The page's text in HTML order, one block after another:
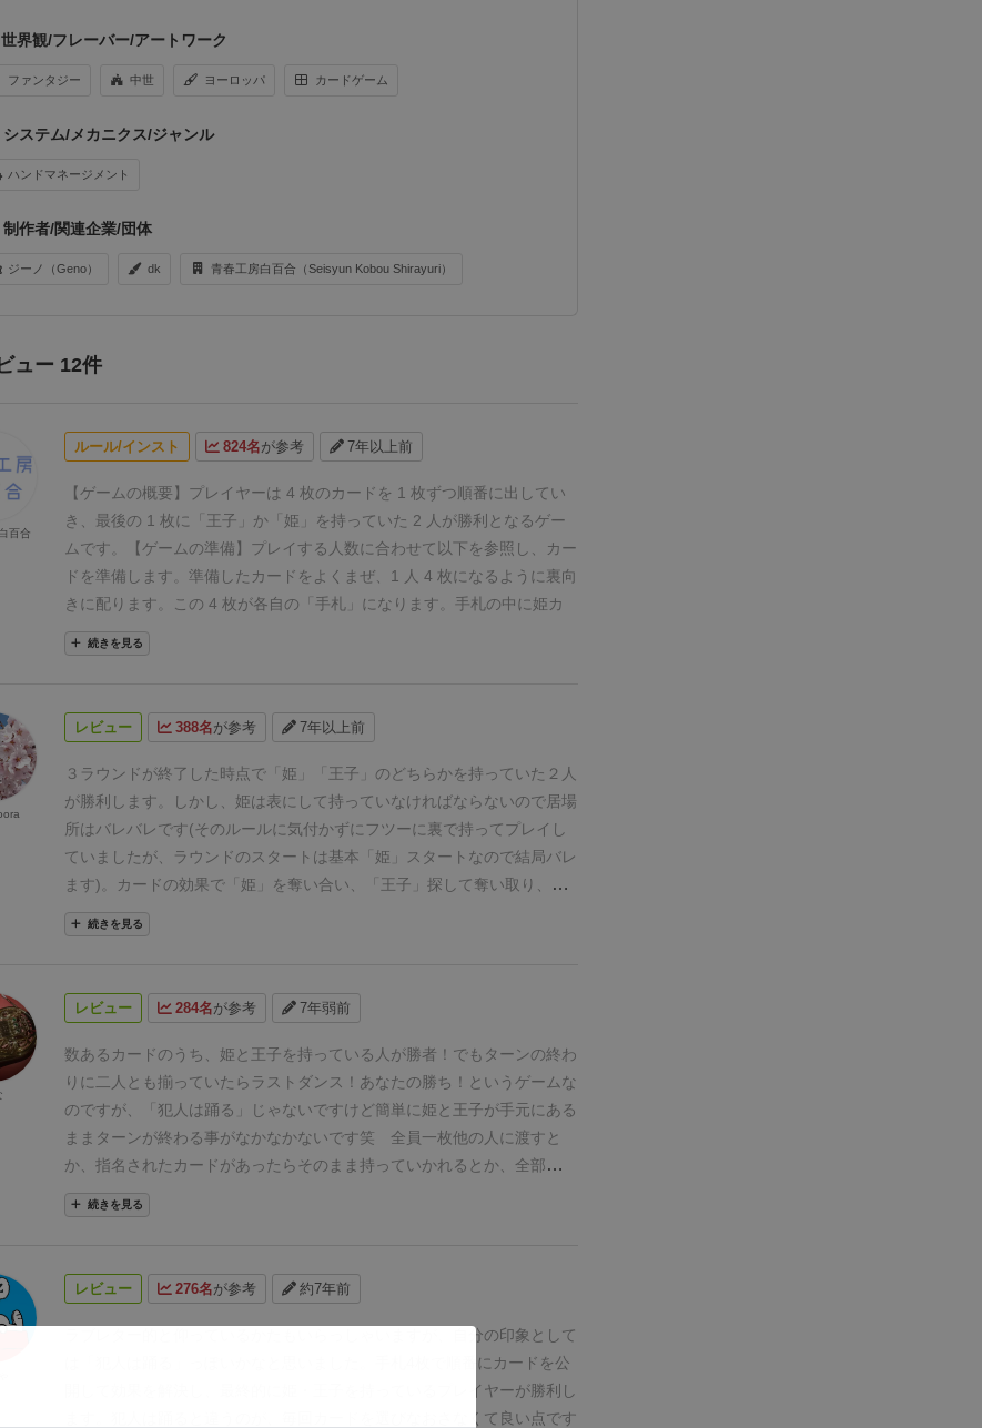
世界観/フレーバー/アートワーク
ファンタジー 中世 ヨーロッパ カードゲーム
システム/メカニクス/ジャンル
ハンドマネージメント
制作者/関連企業/団体
ジーノ（Geno） dk 青春工房白百合（Seisyun Kobou Shirayuri）
ュー 12件
ルール/インスト 824名が参考 7年以上前
【ゲームの概要】 プレイヤーは 4 枚のカードを 1 枚ずつ順番に出してい
き、最後の 1 枚に
「王子」 か 「姫」
を持っていた 2 人が勝利となるゲー
ムです。
【ゲームの準備】 プレイする人数に合わせて以下を参照し、カー
ドを準備します。準備したカードをよくまぜ、1 人4 枚になるように裏向
きに配ります。
この 4 枚が各自の 「手札」 になります。 手札の中に姫カ
ードがある人は
ムの流れ】このゲームは各自が行動する
全員、自分の手札から 1 枚カードを選び、それぞれ自分の前にカードを
裏向きでおきます。ここで全員がカードをおいた場所を
王子カードを場に出すことはできません。
姫カードを持っているプレイヤーから 最初の手番を行います。 自分の手番
には、次のうち 1 つを行うことができます。 ・場に出したカードを表向
きにする・場に出したカードを手札に戻し、別のカードを表向きにして場
に出す
の効果を実行したら手番は終了となります。
全員が 1 回ずつ手番を終えたら、全員が場に出したカードをまとめて脇
用しません。※このとき、壁の花カードや司祭カードなど、 次のターンま
で効果が残るカードはわかりやすいように、出した人の前に残しておい
てもかまいません 。
①～⑤までの一連の流れを
「ターン」 と呼びます。
ターンが終了すると、
また①から繰り返します。
ターンを 3 回行い、手札が残り 1 枚になった
となります。
通常の勝利条件
（2人とも勝利となります）
王子カードと姫カードの両方を持っ
と宣言して王子カードと
続きを見る
百合
レビュー 388名が参考 7年以上前
３ラウンドが終了した時点で「姫」「王子」のどちらかを持っていた２人
が勝利します。しかし、姫は表にして持っていなければならないので居場
所はバレバレです(そのルールに気付かずにフツーに裏で持ってプレイし
ていましたが、ラウンドのスタートは基本「姫」スタートなので結局バレ
ます)。カードの効果で「姫」を奪い合い、「王子」探して奪い取り、
「姫」と「王子」は最後までプレイができない為、自分の手札の効果で
「姫」あるいは「王子」を差し出すことになってしまったりと、最終ラウ
「王子」「司祭」を初期手札で持つことです。「司祭」の効果は〈ラウン
ドの終了まで手札交換の対象に選ばれない〉、つまり「姫」「王子」を奪
われずに１ラウンドを回避できます。しかし、初期手札は４枚、ラウンド
は３回と言うことはもう１枚(１ラウンド)のプレイを考えなければいけな
いです。しかも、「姫」と「王子」は最後までプレイできません。どうす
れば良いのか、なにが最強コンボなのか。なんと、１～２ラウンドの終了
時点で「姫」と「王子」を両方持っていたプレイヤーはその時点で勝利と
なり、１人勝ちできます。つまり、最強コンボと言い張ったことが起きる
と、ゲームスタートと同時に１人勝ちが確定するのです。なぜなら、
祭」で手札が奪われずに１ラウンドが終了して、その時点で「姫」「王
子」を持っているので１人勝ちを決める。故に最強コンボ！！(何回か繰
り返しプレイして、最後にしようと決めた矢先に、私は最強コンボで有終
の美を飾ることができました。ポーカーフェイス辛かったです。そして、
１・２ゲームほどプレイ
すれば大体わかるので、やり易さはあります。箱や「姫」カードがオシャ
続きを見る
レビュー 284名が参考 7年弱前
数あるカードのうち、姫と王子を持っている人が勝者！でもターンの終わ
りに二人とも揃っていたらラストダンス！あなたの勝ち！ というゲームな
のですが、「犯人は踊る」じゃないですけど簡単に姫と王子が手元にある
ままターンが終わる事がなかなかないです笑 全員一枚他の人に渡すと
か、指名されたカードがあったらそのまま持っていかれるとか、全部カー
ド交換するとか。最初手札に二人共いたのに最終的には二人共どっか行っ
ちゃった、とかが基本なので毎回「うぁーまじかー」の状態が起きます笑
いいです。
続きを見る
レビュー 276名が参考 約7年前
ラブレター的と仰っているかたもいらっしゃいますが、自分の印象として
手札4枚で順番にカードを公
開して効果を解決し、最終的に姫・王子を持っているプレイヤーが勝利し
犯人は踊ると違うのが、毎回カードを選びなおさなくて良い点です